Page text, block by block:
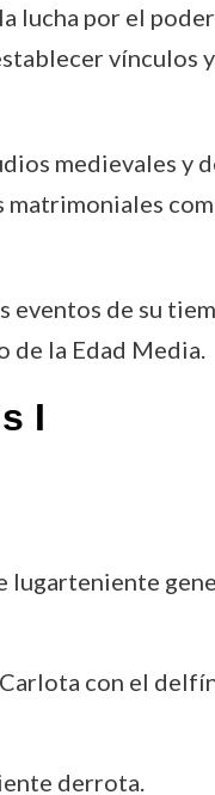
lucha por el
vínculos
medievales y
matrimoniales
eventos de su
de la Edad Media.
I
lugarteniente
con el
derrota.